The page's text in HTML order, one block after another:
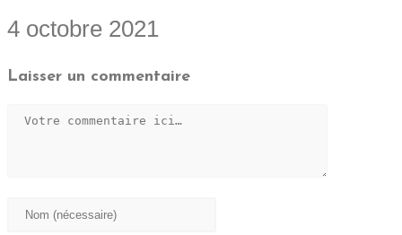
4 octobre 2021
Laisser un commentaire